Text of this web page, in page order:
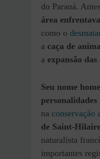
do Paraná.
área
como o
a caça de
a expansão
Seu nome
personalidades
na conservação
de Saint-
naturalista
importantes